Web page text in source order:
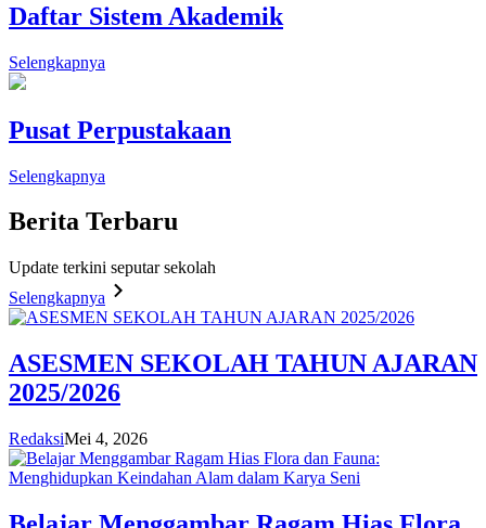
Daftar Sistem Akademik
Selengkapnya
Pusat Perpustakaan
Selengkapnya
Berita Terbaru
Update terkini seputar sekolah
Selengkapnya
ASESMEN SEKOLAH TAHUN AJARAN
2025/2026
RedaksiMei 4, 2026